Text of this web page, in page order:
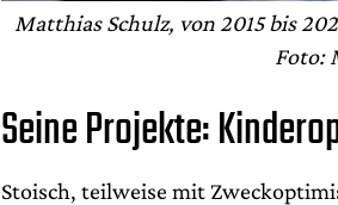
Matthias Schulz, von 2015 bis
Foto:
Seine Projekte:
Stoisch, teilweise mit